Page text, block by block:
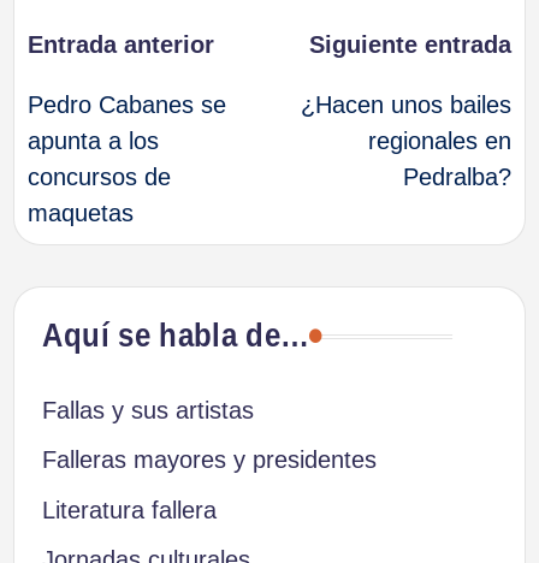
Navegación
de
entradas
Entrada anterior
Pedro Cabanes se
apunta a los
concursos de
maquetas
Siguiente entrada
¿Hacen unos bailes
regionales en
Pedralba?
Aquí se habla de…
Fallas y sus artistas
Falleras mayores y presidentes
Literatura fallera